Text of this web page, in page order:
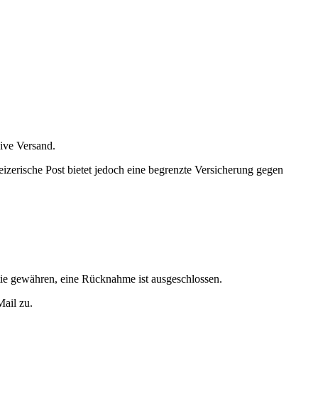
Versand.
Post bietet jedoch eine begrenzte Versicherung gegen
eine Rücknahme ist ausgeschlossen.
zu.